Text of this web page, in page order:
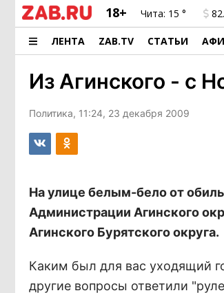
18+ Чита: 15 °
ЛЕНТА ZAB.TV СТАТЬИ
Из Агинского - с
Политика, 11:24, 23 декабря 2009
На улице белым-бело от
Администрации Агинского
Агинского Бурятского округа.
Каким был для вас уходящий
другие вопросы ответили